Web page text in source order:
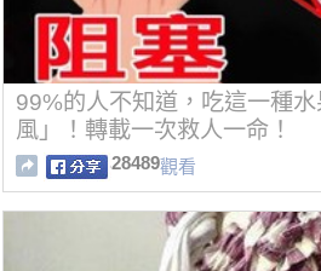
99%的人不知道，吃這一種
風」！轉載一次救人一命！
28489觀看